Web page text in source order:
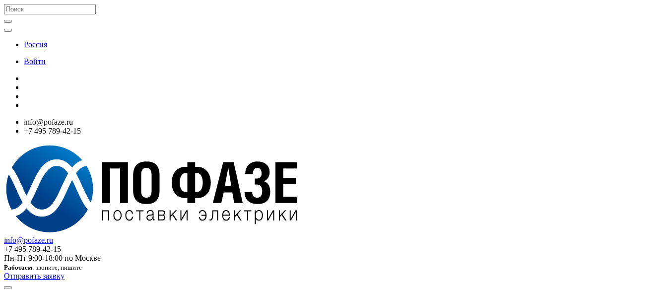
Россия
Войти
info@pofaze.ru
+7 495 789-42-15
info@pofaze.ru
+7 495 789-42-15
Пн-Пт 9:00-18:00 по Москве
Работаем: звоните, пишите
Отправить заявку